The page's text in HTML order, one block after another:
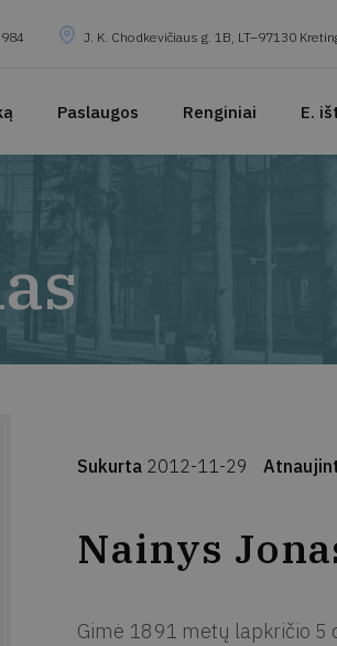
J. K. Chodkevičiaus g. 1B, LT–97130
Paslaugos Renginiai E.
Sukurta 2012-11-29
Nainys
Gimė 1891 metų lapkričio 5